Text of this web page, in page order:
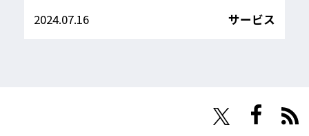
2024.07.16 サービス